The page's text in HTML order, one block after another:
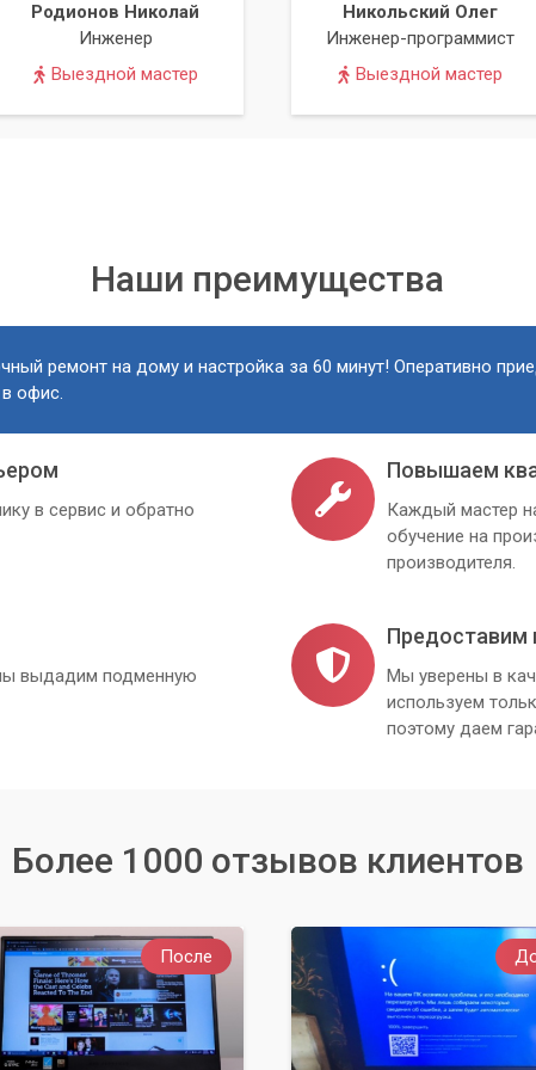
диагностика
версий драйверов.
обслуживанию вашего компьютера.
решение проблем с драйверами. Доверьте эту
Мы гарантируем качественный сервис и стабильную
Родионов Николай
Инженер
Выездной мастер
Никольский Олег
Инженер-программист
Выездной мастер
Наши преимущества
ремонт на дому и настройка за 60 минут! Оперативно
офис.
в сервис и обратно
Повышаем
Каждый мастер
обучение на
производителя.
выдадим подменную
Предоставим
Мы уверены в
используем
поэтому даем
Более 1000 отзывов клиентов
После